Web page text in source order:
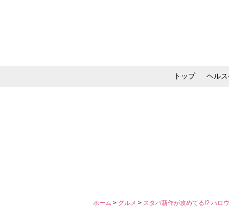
トップ ヘル
ホーム > グルメ > スタバ新作が攻めてる!? ハロ